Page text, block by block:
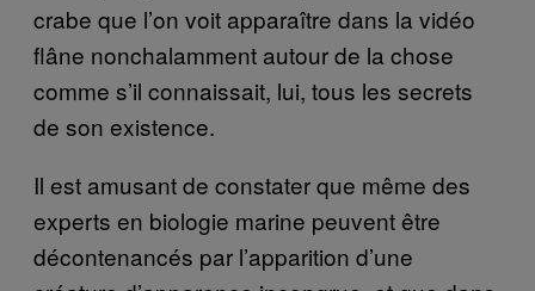
crabe que l’on voit apparaître dans la vidéo
flâne nonchalamment autour de la chose
comme s’il connaissait, lui, tous les secrets
de son existence.
Il est amusant de constater que même des
experts en biologie marine peuvent être
décontenancés par l’apparition d’une